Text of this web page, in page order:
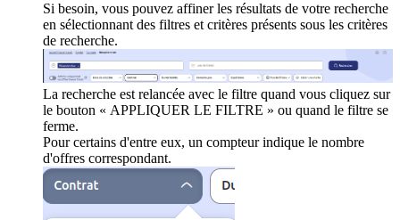
Si besoin, vous pouvez affiner les résultats de votre recherche
en sélectionnant des filtres et critères présents sous les critères
de recherche.
La recherche est relancée avec le filtre quand vous cliquez sur
le bouton « APPLIQUER LE FILTRE » ou quand le filtre se
ferme.
Pour certains d'entre eux, un compteur indique le nombre
d'offres correspondant.